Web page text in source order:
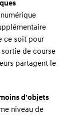
ce soit pour
de course
partagent le
d’objets
niveau de